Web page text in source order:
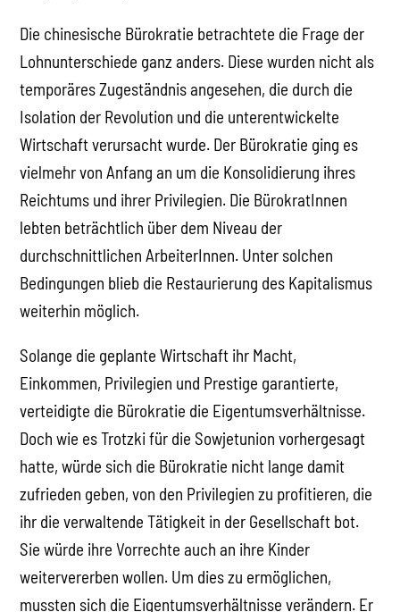
Die chinesische Bürokratie betrachtete die Frage der
Lohnunterschiede ganz anders. Diese wurden nicht als
temporäres Zugeständnis angesehen, die durch die
Isolation der Revolution und die unterentwickelte
Wirtschaft verursacht wurde. Der Bürokratie ging es
vielmehr von Anfang an um die Konsolidierung ihres
Reichtums und ihrer Privilegien. Die BürokratInnen
lebten beträchtlich über dem Niveau der
durchschnittlichen ArbeiterInnen. Unter solchen
Bedingungen blieb die Restaurierung des Kapitalismus
weiterhin möglich.
Solange die geplante Wirtschaft ihr Macht,
Einkommen, Privilegien und Prestige garantierte,
verteidigte die Bürokratie die Eigentumsverhältnisse.
Doch wie es Trotzki für die Sowjetunion vorhergesagt
hatte, würde sich die Bürokratie nicht lange damit
zufrieden geben, von den Privilegien zu profitieren, die
ihr die verwaltende Tätigkeit in der Gesellschaft bot.
Sie würde ihre Vorrechte auch an ihre Kinder
weitervererben wollen. Um dies zu ermöglichen,
mussten sich die Eigentumsverhältnisse verändern. Er